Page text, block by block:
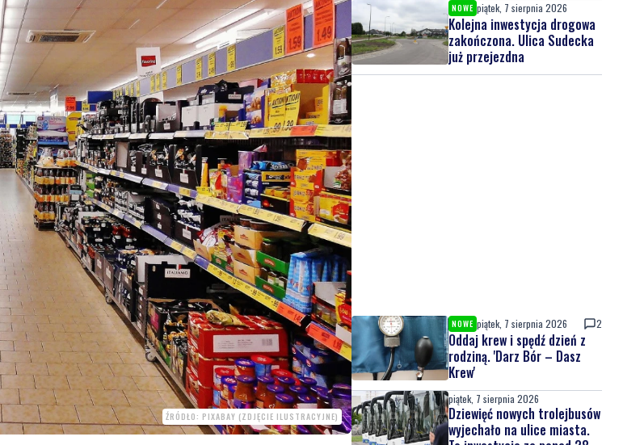
ŹRÓDŁO: PIXABAY (ZDJĘCIE ILUSTRACYJNE)
NOWE piątek, 7 sierpnia 2026
Kolejna inwestycja drogowa
zakończona. Ulica Sudecka
już przejezdna
NOWE piątek, 7 sierpnia 2026 2
Oddaj krew i spędź dzień z
rodziną. 'Darz Bór – Dasz
Krew'
piątek, 7 sierpnia 2026
Dziewięć nowych trolejbusów
wyjechało na ulice miasta.